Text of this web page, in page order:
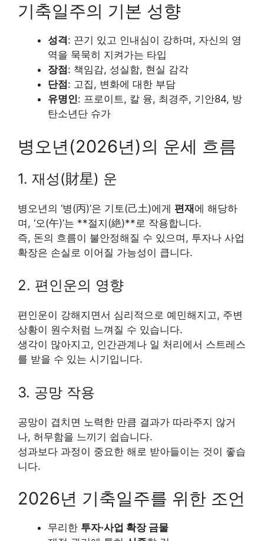
기축일주의 기본 성향
성격: 끈기 있고 인내심이 강하며, 자신의 영
역을 묵묵히 지켜가는 타입
장점 : 책임감, 성실함, 현실 감각
단점 : 고집, 변화에 대한 부담
유명인: 프로이트, 칼 융, 최경주, 기안84, 방
탄소년단 슈가
병오년(2026년)의 운세 흐름
1. 재성(財星) 운
병오년의 ‘병(丙)’은 기토(己土)에게 편재에 해당하
며, ‘오(午)’는 **절지(絶)**로 작용합니다.
즉, 돈의 흐름이 불안정해질 수 있으며, 투자나 사업
확장은 손실로 이어질 가능성이 큽니다.
2. 편인운의 영향
편인운이 강해지면서 심리적으로 예민해지고, 주변
상황이 원수처럼 느껴질 수 있습니다.
생각이 많아지고, 인간관계나 일 처리에서 스트레스
를 받을 수 있는 시기입니다.
3. 공망 작용
공망이 겹치면 노력한 만큼 결과가 따라주지 않거
나, 허무함을 느끼기 쉽습니다.
성과보다 과정이 중요한 해로 받아들이는 것이 좋습
니다.
2026년 기축일주를 위한 조언
무리한 투자·사업 확장 금물